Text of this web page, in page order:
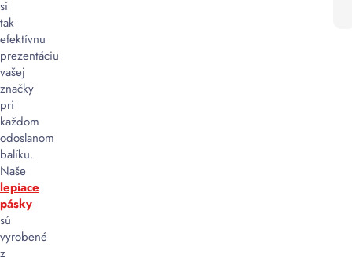
znižuje
možnosť
zneužitia
alebo
krádeže.
Jednoduchá
aplikácia:
Použitie
vodou
aktivovateľnej
pásky
je
jednoduché,
často
si
tak
efektívnu
prezentáciu
vašej
značky
pri
každom
odoslanom
balíku.
Naše
lepiace
pásky
sú
vyrobené
z